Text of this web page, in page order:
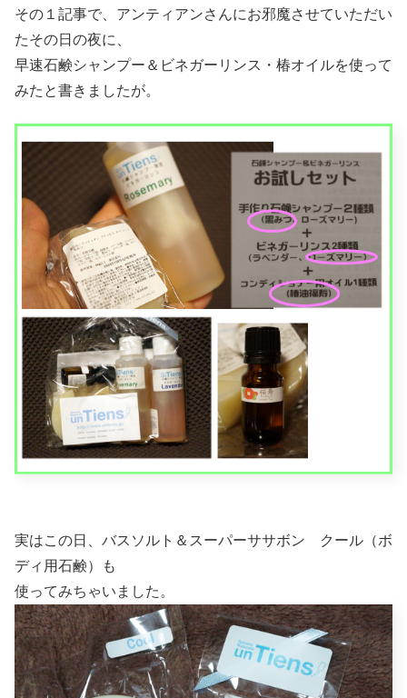
その１記事で、アンティアンさんにお邪魔させていただい
たその日の夜に、
早速石鹸シャンプー＆ビネガーリンス・椿オイルを使って
みたと書きましたが。
実はこの日、バスソルト＆スーパーササボン クール（ボ
ディ用石鹸）も
使ってみちゃいました。